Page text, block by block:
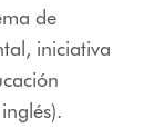
de
iniciativa